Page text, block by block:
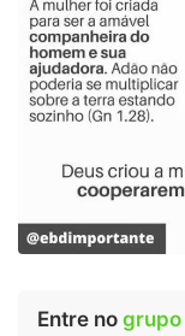
Entre no grupo